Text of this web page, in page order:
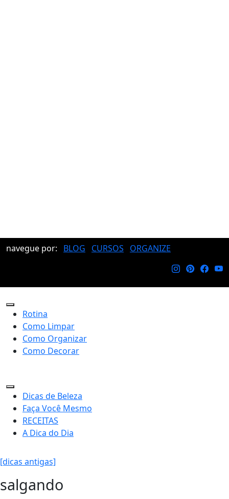
navegue por: BLOG CURSOS ORGANIZE
Rotina
Como Limpar
Como Organizar
Como Decorar
Dicas de Beleza
Faça Você Mesmo
RECEITAS
A Dica do Dia
[dicas antigas]
salgando